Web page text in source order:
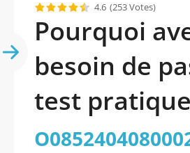
4.6 (253 Votes)
Pourquoi
besoin de
test
mis à jour de